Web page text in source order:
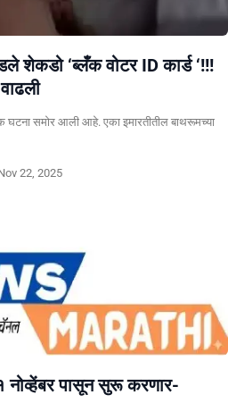
शेकडो ‘ब्लँक वोटर ID कार्ड ‘!!!
घटना समोर आली आहे. एका इमारतीतील बाथरूमच्या
22, 2025
नोव्हेंबर पासून सुरू करणार-